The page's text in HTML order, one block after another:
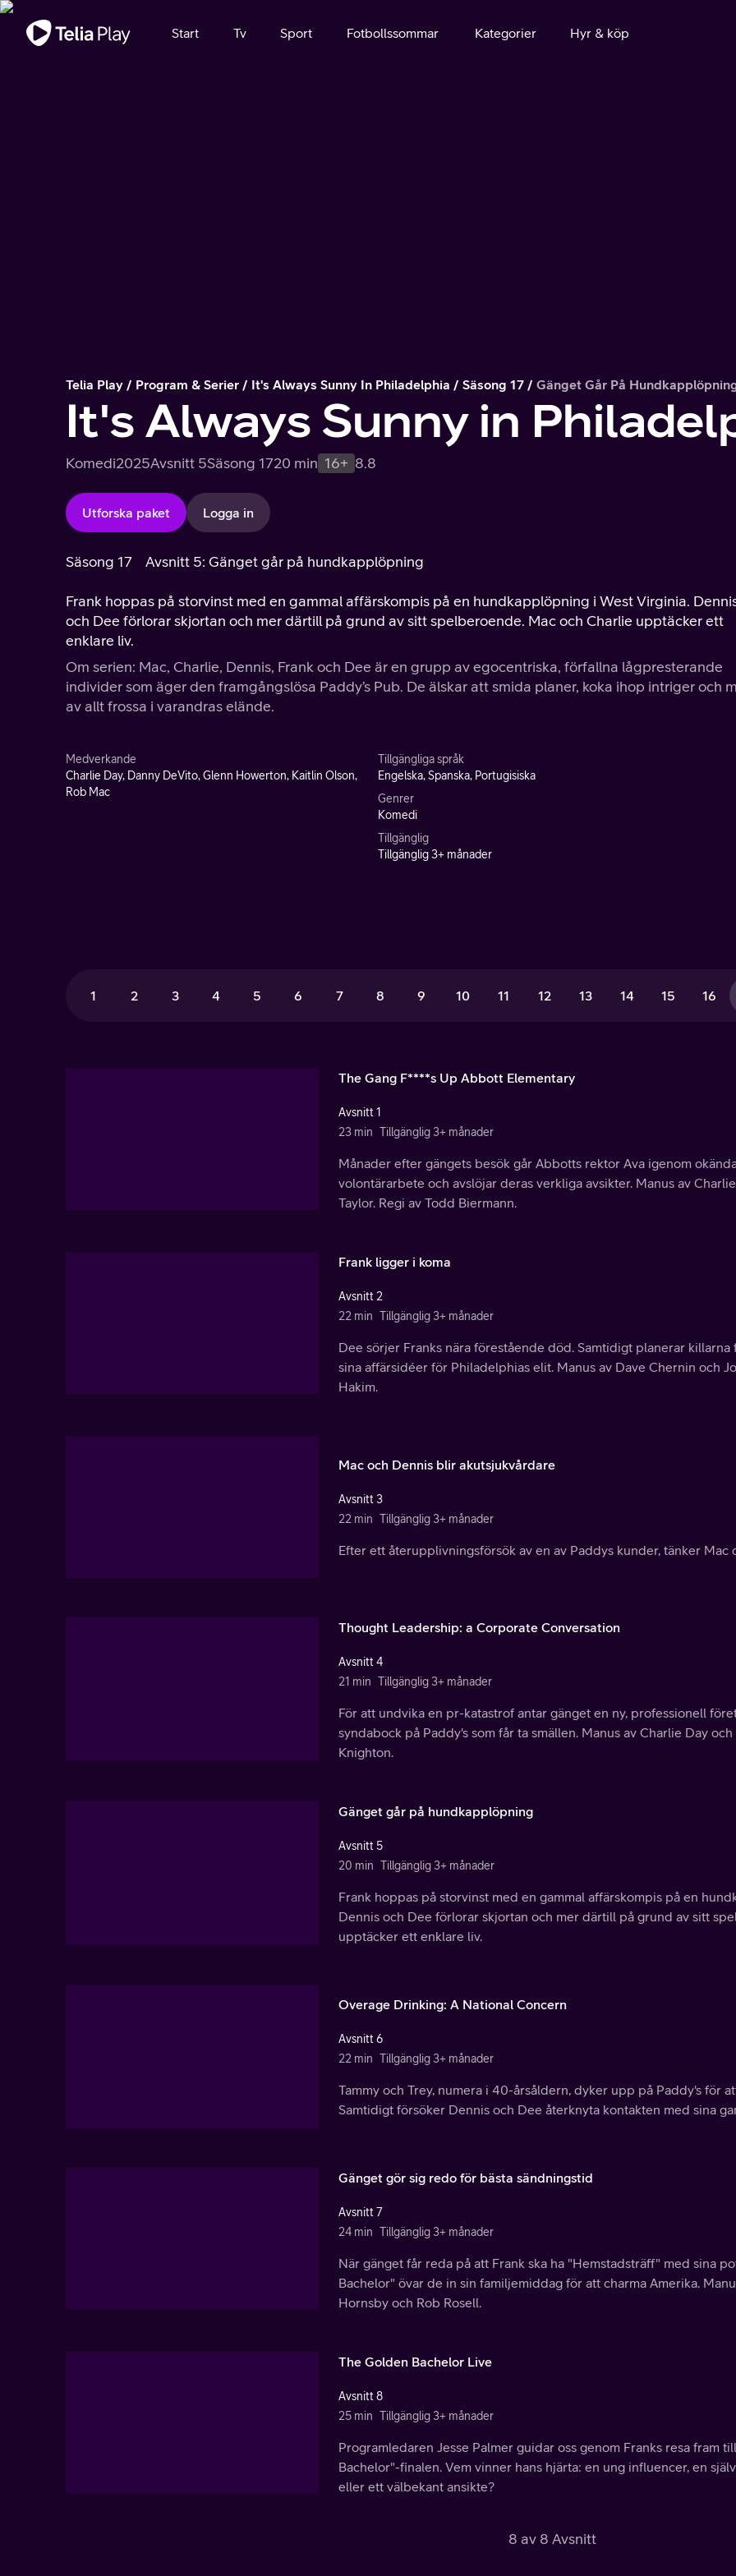
Viktigt meddelande
Start Tv Sport Fotbollssommar Kategorier Hyr & köp
Telia Play Program & Serier It's Always Sunny In Philadelphia Säsong 17 Gänget Går På
It's Always Sunny in
Komedi2025Avsnitt 5Säsong 1720 min 16+ 8.8
Utforska paket Logga in
Säsong 17 Avsnitt 5: Gänget går på hundkapplöpning
Frank hoppas på storvinst med en gammal affärskompis på en hundkapplöpning i West Virginia.
och Dee förlorar skjortan och mer därtill på grund av sitt spelberoende. Mac och Charlie upptäcker ett
enklare liv.
Om serien: Mac, Charlie, Dennis, Frank och Dee är en grupp av egocentriska, förfallna lågpresterande
individer som äger den framgångslösa Paddy’s Pub. De älskar att smida planer, koka ihop intriger och
av allt frossa i varandras elände.
Medverkande
Charlie Day, Danny DeVito, Glenn Howerton, Kaitlin Olson,
Rob Mac
Tillgängliga språk
Engelska, Spanska, Portugisiska
Genrer
Komedi
Tillgänglig
Tillgänglig 3+ månader
1 2 3 4 5 6 7 8 9 10 11 12 13 14 15 16
The Gang F****s Up Abbott Elementary
Avsnitt 1
23 min Tillgänglig 3+ månader
Månader efter gängets besök går Abbotts rektor Ava igenom
volontärarbete och avslöjar deras verkliga avsikter. Manus av
Taylor. Regi av Todd Biermann.
Frank ligger i koma
Avsnitt 2
22 min Tillgänglig 3+ månader
Dee sörjer Franks nära förestående död. Samtidigt planerar
sina affärsidéer för Philadelphias elit. Manus av Dave Chernin och
Hakim.
Mac och Dennis blir akutsjukvårdare
Avsnitt 3
22 min Tillgänglig 3+ månader
Efter ett återupplivningsförsök av en av Paddys kunder, tänker Mac
Thought Leadership: a Corporate Conversation
Avsnitt 4
21 min Tillgänglig 3+ månader
För att undvika en pr-katastrof antar gänget en ny, professionell
syndabock på Paddy's som får ta smällen. Manus av Charlie Day
Knighton.
Gänget går på hundkapplöpning
Avsnitt 5
20 min Tillgänglig 3+ månader
Frank hoppas på storvinst med en gammal affärskompis på en
Dennis och Dee förlorar skjortan och mer därtill på grund av sitt
upptäcker ett enklare liv.
Overage Drinking: A National Concern
Avsnitt 6
22 min Tillgänglig 3+ månader
Tammy och Trey, numera i 40-årsåldern, dyker upp på Paddy's för
Samtidigt försöker Dennis och Dee återknyta kontakten med sina
Gänget gör sig redo för bästa sändningstid
Avsnitt 7
24 min Tillgänglig 3+ månader
När gänget får reda på att Frank ska ha "Hemstadsträff" med sina
Bachelor" övar de in sin familjemiddag för att charma Amerika.
Hornsby och Rob Rosell.
The Golden Bachelor Live
Avsnitt 8
25 min Tillgänglig 3+ månader
Programledaren Jesse Palmer guidar oss genom Franks resa fram
Bachelor"-finalen. Vem vinner hans hjärta: en ung influencer, en
eller ett välbekant ansikte?
8 av 8 Avsnitt